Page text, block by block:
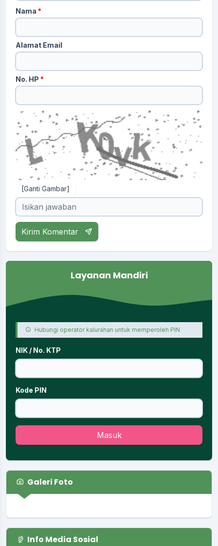
Nama *
Alamat Email
No. HP *
[Ganti Gambar]
Kirim Komentar
Layanan Mandiri
Hubungi operator kalurahan untuk memperoleh PIN
NIK / No. KTP
Kode PIN
Masuk
Galeri Foto
Info Media Sosial